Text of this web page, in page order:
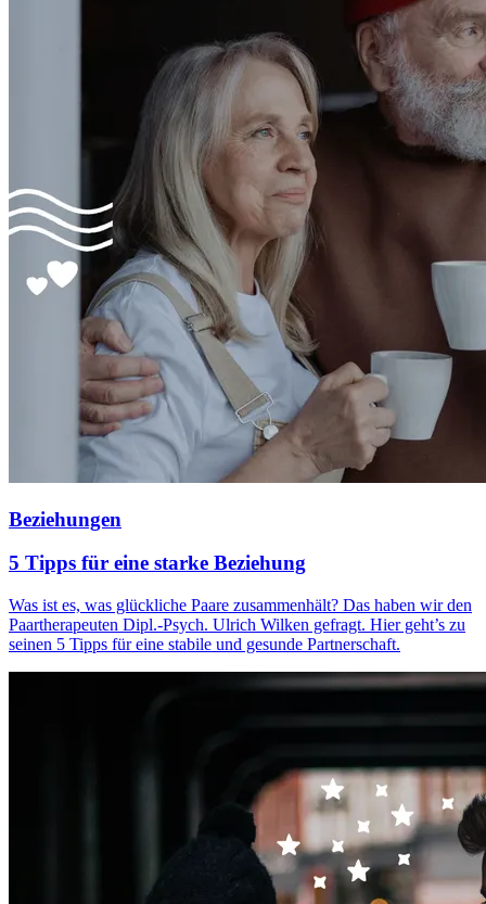
Beziehungen
5 Tipps für eine starke Beziehung
Was ist es, was glückliche Paare zusammenhält? Das haben wir den
Paartherapeuten Dipl.-Psych. Ulrich Wilken gefragt. Hier geht’s zu
seinen 5 Tipps für eine stabile und gesunde Partnerschaft.